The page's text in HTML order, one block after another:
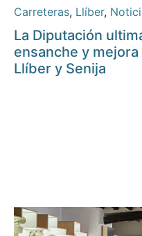
Carreteras, Llíber,
La Diputación
ensanche y
Llíber y Senija